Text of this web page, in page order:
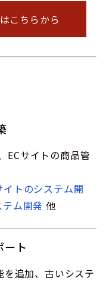
こちらから
ECサイトの商品管
トのシステム開
ム開発 他
ート
追加、古いシステ